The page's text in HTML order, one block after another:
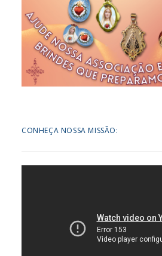
CONHEÇA NOSSA MISSÃO: